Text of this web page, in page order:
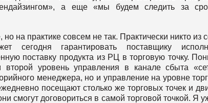
а еще «мы будем следить за
на практике совсем не так. Практически никто из
гарантировать поставщику
поставку продукта из РЦ в торговую точку.
уровень управления в канале сбыта
менеджера, но и управление на уровне
посещают столько же торговых точек и
смогут договориться в самой торговой точкой. Я